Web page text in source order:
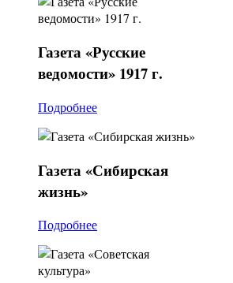
Газета«Русские
ведомости» 1917 г.
Подробнее
Газета«Сибирская
жизнь»
Подробнее